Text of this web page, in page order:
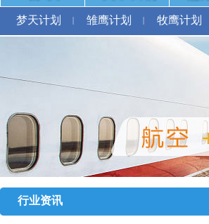
梦天计划 雏鹰计划 牧鹰计划
行业资讯